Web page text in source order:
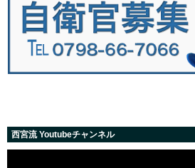
西宮流 Youtubeチャンネル